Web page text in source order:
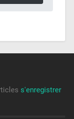
s'enregistrer